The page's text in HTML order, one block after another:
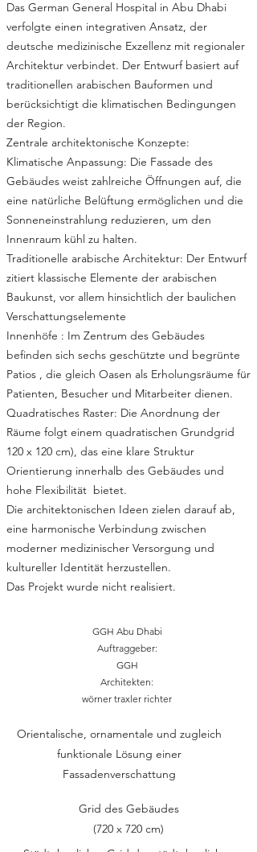
Das German General Hospital in Abu Dhabi
verfolgte einen integrativen Ansatz, der
deutsche medizinische Exzellenz mit regionaler
Architektur verbindet. Der Entwurf basiert auf
traditionellen arabischen Bauformen und
berücksichtigt die klimatischen Bedingungen
der Region.
Zentrale architektonische Konzepte:
Klimatische Anpassung: Die Fassade des
Gebäudes weist zahlreiche Öffnungen auf, die
eine natürliche Belüftung ermöglichen und die
Sonneneinstrahlung reduzieren, um den
Innenraum kühl zu halten.​
Traditionelle arabische Architektur: Der Entwurf
zitiert klassische Elemente der arabischen
Baukunst, vor allem hinsichtlich der baulichen
Verschattungselemente
Innenhöfe : Im Zentrum des Gebäudes
befinden sich sechs geschützte und begrünte
Patios , die gleich Oasen als Erholungsräume für
Patienten, Besucher und Mitarbeiter dienen.​
Quadratisches Raster: Die Anordnung der
Räume folgt einem quadratischen Grundgrid
120 x 120 cm), das eine klare Struktur
Orientierung innerhalb des Gebäudes und
hohe Flexibilität bietet.​
Die architektonischen Ideen zielen darauf ab,
eine harmonische Verbindung zwischen
moderner medizinischer Versorgung und
kultureller Identität herzustellen.
Das Projekt wurde nicht realisiert.
GGH Abu Dhabi
Auftraggeber:
GGH
Architekten:
wörner traxler richter
Orientalische, ornamentale und zugleich
funktionale Lösung einer
Fassadenverschattung
Grid des Gebäudes
(720 x 720 cm)